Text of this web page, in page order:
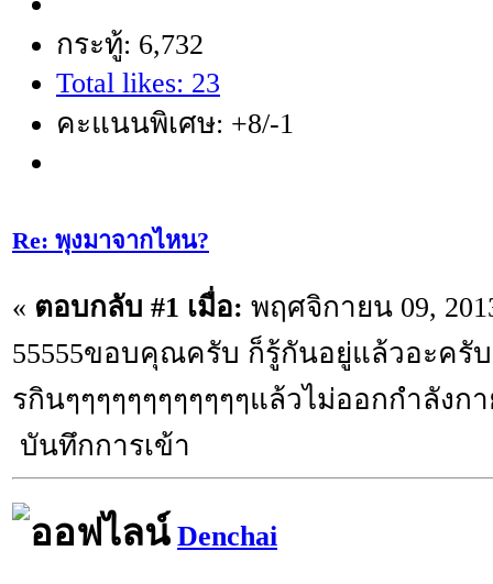
กระทู้: 6,732
Total likes: 23
คะแนนพิเศษ: +8/-1
Re: พุงมาจากไหน?
« ตอบกลับ #1 เมื่อ: พฤศจิกายน 09,
55555ขอบคุณครับ ก็รู้กันอยู่แล้วอะครั
รกินๆๆๆๆๆๆๆๆๆๆๆๆแล้วไม่ออกกำลังก
บันทึกการเข้า
Denchai